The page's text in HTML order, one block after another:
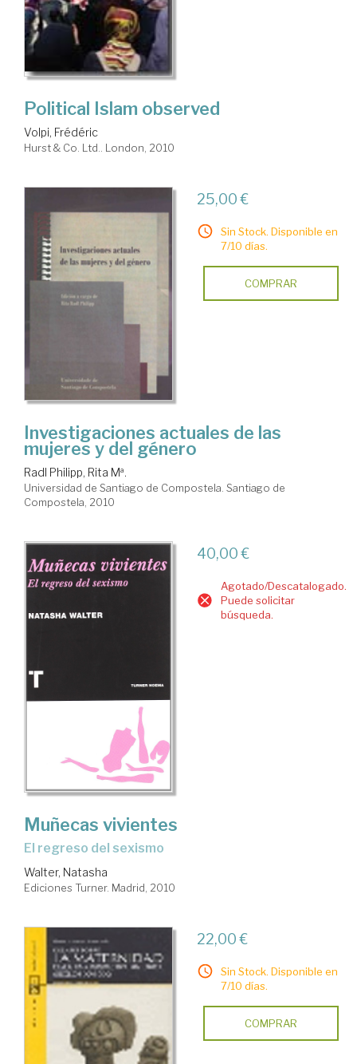
Political Islam observed
Volpi, Frédéric
Hurst & Co. Ltd.. London, 2010
25,00 €
Sin Stock. Disponible en
7/10 días.
COMPRAR
Investigaciones actuales de las
mujeres y del género
Radl Philipp, Rita Mª.
Universidad de Santiago de Compostela. Santiago de
Compostela, 2010
40,00 €
Agotado/Descatalogado.
Puede solicitar
búsqueda.
Muñecas vivientes
el regreso del sexismo
Walter, Natasha
Ediciones Turner. Madrid, 2010
22,00 €
Sin Stock. Disponible en
7/10 días.
COMPRAR